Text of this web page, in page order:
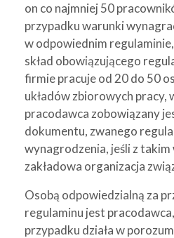
on co najmniej 50
przypadku warunki
w odpowiednim
skład obowiązującego
firmie pracuje od 20 do 50
układów zbiorowych pracy,
pracodawca zobowiązany
dokumentu, zwanego
wynagrodzenia, jeśli z
zakładowa organizacja
Osobą odpowiedzialną za
regulaminu jest
przypadku działa w